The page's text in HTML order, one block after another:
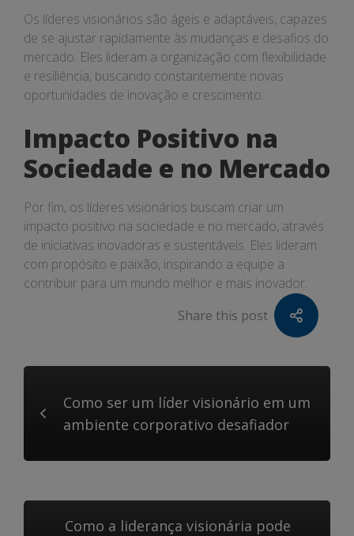
Os líderes visionários são ágeis e adaptáveis, capazes
de se ajustar rapidamente às mudanças e desafios do
mercado. Eles lideram a organização com flexibilidade
e resiliência, buscando constantemente novas
oportunidades de inovação e crescimento.
Impacto Positivo na
Sociedade e no Mercado
Por fim, os líderes visionários buscam criar um
impacto positivo na sociedade e no mercado, através
de iniciativas inovadoras e sustentáveis. Eles lideram
com propósito e paixão, inspirando a equipe a
contribuir para um mundo melhor e mais inovador.
Share this post
Como ser um líder visionário em um
ambiente corporativo desafiador
Como a liderança visionária pode